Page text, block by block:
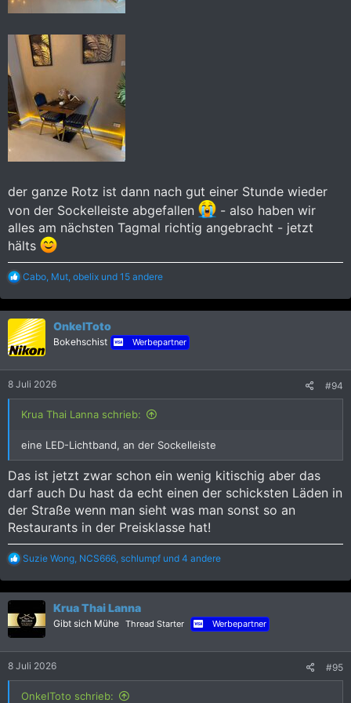
der ganze Rotz ist dann nach gut einer Stunde wieder
von der Sockelleiste abgefallen
- also haben wir
alles am nächsten Tagmal richtig angebracht - jetzt
hälts
R
a
k
t
i
o
n
:
Cabo, Mut, obelix und 15 andere
OnkelToto
Bokehschist Werbepartner
8 Juli 2026 #94
Krua Thai Lanna schrieb:
eine LED-Lichtband, an der Sockelleiste
Das ist jetzt zwar schon ein wenig kitischig aber das
darf auch Du hast da echt einen der schicksten Läden in
der Straße wenn man sieht was man sonst so an
Restaurants in der Preisklasse hat!
R
a
k
i
n
:
Suzie Wong, NCS666, schlumpf und 4 andere
Krua Thai Lanna
Gibt sich Mühe Thread Starter Werbepartner
8 Juli 2026 #95
OnkelToto schrieb: